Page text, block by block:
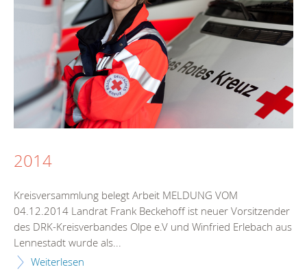
2014
Kreisversammlung belegt Arbeit MELDUNG VOM
04.12.2014 Landrat Frank Beckehoff ist neuer Vorsitzender
des DRK-Kreisverbandes Olpe e.V und Winfried Erlebach aus
Lennestadt wurde als...
Weiterlesen